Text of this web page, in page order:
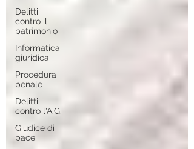
Delitti
contro il
patrimonio
Informatica
giuridica
Procedura
penale
Delitti
contro l'A.G.
Giudice di
pace